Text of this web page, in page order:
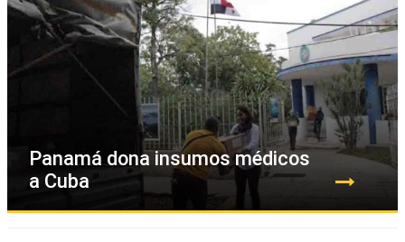
Panamá dona insumos médicos
a Cuba